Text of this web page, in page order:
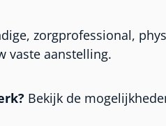
zorgprofessional,
vaste aanstelling.
Bekijk de